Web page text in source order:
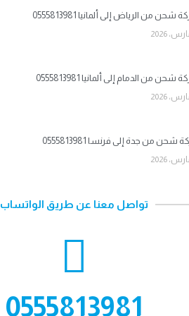
شحن من الرياض إلى ألمانيا 0555813981
شحن من الدمام إلى ألمانيا 0555813981
شحن من جدة إلى فرنسا 0555813981
تواصل معنا عن طريق الواتساب
0555813981